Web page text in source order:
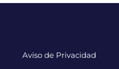
Aviso de Privacidad